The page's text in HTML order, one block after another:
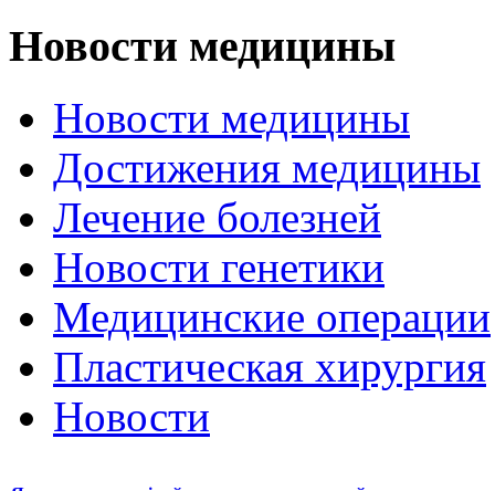
Новости медицины
Новости медицины
Достижения медицины
Лечение болезней
Новости генетики
Медицинские операции
Пластическая хирургия
Новости